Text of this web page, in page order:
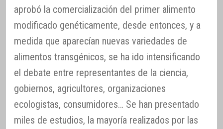
aprobó la comercialización del primer alimento
modificado genéticamente, desde entonces, y a
medida que aparecían nuevas variedades de
alimentos transgénicos, se ha ido intensificando
el debate entre representantes de la ciencia,
gobiernos, agricultores, organizaciones
ecologistas, consumidores… Se han presentado
miles de estudios, la mayoría realizados por las